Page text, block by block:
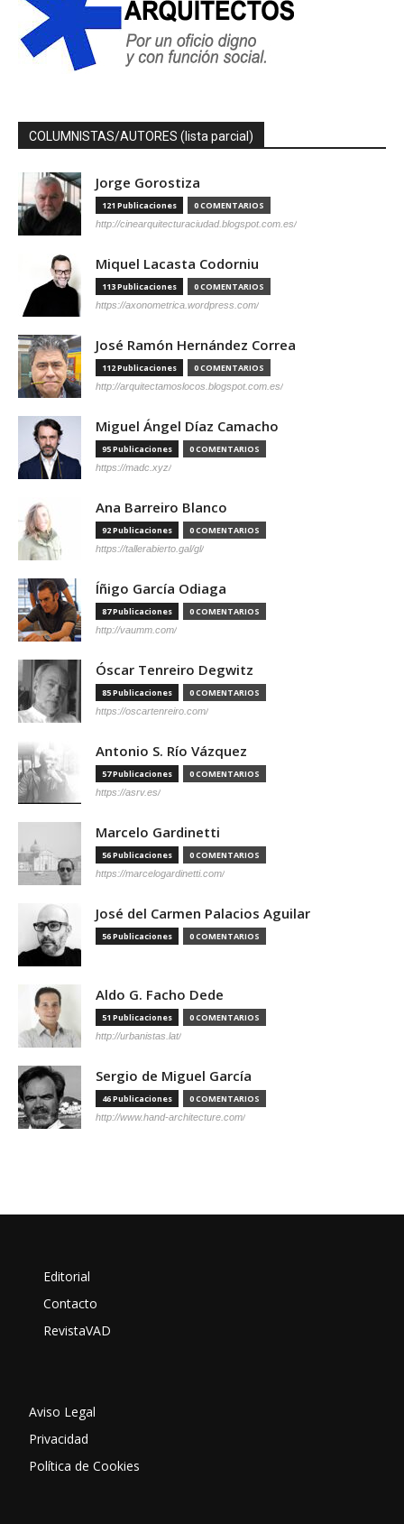
COLUMNISTAS/AUTORES (lista parcial)
Jorge Gorostiza
121 Publicaciones 0 COMENTARIOS
http://cinearquitecturaciudad.blogspot.com.es/
Miquel Lacasta Codorniu
113 Publicaciones 0 COMENTARIOS
https://axonometrica.wordpress.com/
José Ramón Hernández Correa
112 Publicaciones 0 COMENTARIOS
http://arquitectamoslocos.blogspot.com.es/
Miguel Ángel Díaz Camacho
95 Publicaciones 0 COMENTARIOS
https://madc.xyz/
Ana Barreiro Blanco
92 Publicaciones 0 COMENTARIOS
https://tallerabierto.gal/gl/
Íñigo García Odiaga
87 Publicaciones 0 COMENTARIOS
http://vaumm.com/
Óscar Tenreiro Degwitz
85 Publicaciones 0 COMENTARIOS
https://oscartenreiro.com/
Antonio S. Río Vázquez
57 Publicaciones 0 COMENTARIOS
https://asrv.es/
Marcelo Gardinetti
56 Publicaciones 0 COMENTARIOS
https://marcelogardinetti.com/
José del Carmen Palacios Aguilar
56 Publicaciones 0 COMENTARIOS
Aldo G. Facho Dede
51 Publicaciones 0 COMENTARIOS
http://urbanistas.lat/
Sergio de Miguel García
46 Publicaciones 0 COMENTARIOS
http://www.hand-architecture.com/
Editorial
Contacto
RevistaVAD
Aviso Legal
Privacidad
Política de Cookies